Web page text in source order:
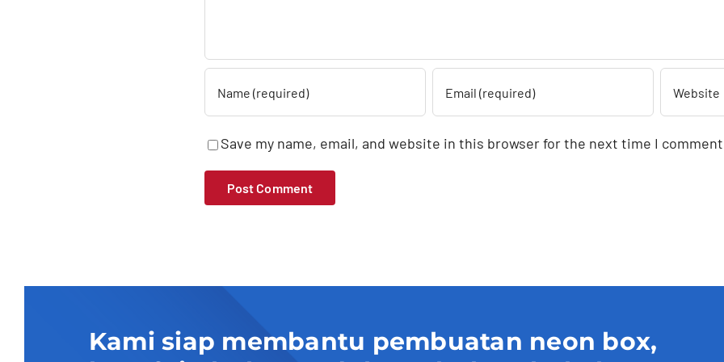
Save my name, email, and website in this browser for the next time I
Kami siap membantu pembuatan neon box,